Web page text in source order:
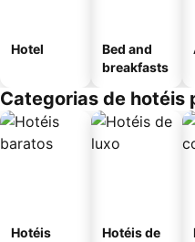
Hotel
Bed and
breakfasts
Categorias de hotéis
Hotéis
Hotéis de